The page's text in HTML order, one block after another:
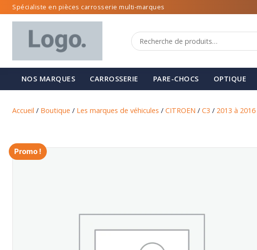
Spécialiste en pièces carrosserie multi-marques
NOS MARQUES CARROSSERIE PARE-CHOCS OPTIQUE
Accueil / Boutique / Les marques de véhicules / CITROEN / C3 / 2013 à 2016
Promo !